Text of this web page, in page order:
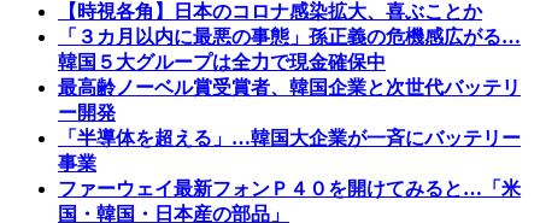
【時視各角】日本のコロナ感染拡大、喜ぶことか
「３カ月以内に最悪の事態」孫正義の危機感広がる…
韓国５大グループは全力で現金確保中
最高齢ノーベル賞受賞者、韓国企業と次世代バッテリ
ー開発
「半導体を超える」…韓国大企業が一斉にバッテリー
事業
ファーウェイ最新フォンＰ４０を開けてみると…「米
国・韓国・日本産の部品」